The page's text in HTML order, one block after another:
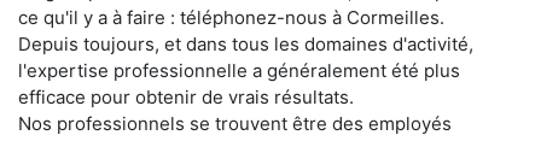
ce qu'il y a à faire : téléphonez-nous à Cormeilles.
Depuis toujours, et dans tous les domaines d'activité,
l'expertise professionnelle a généralement été plus
efficace pour obtenir de vrais résultats.
Nos professionnels se trouvent être des employés